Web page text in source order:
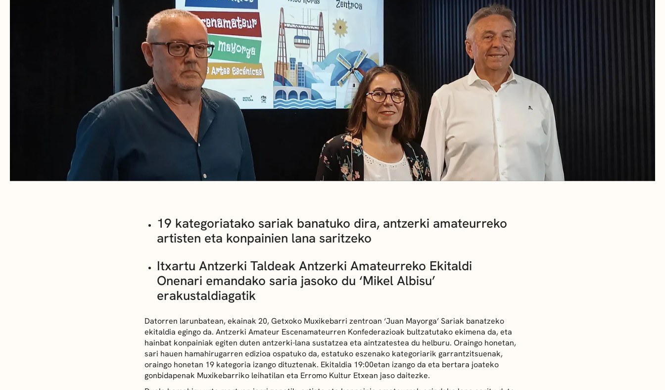
GETXO KULTURA
KULTUR ELKARTEAK
19 kategoriatako sariak banatuko dira, antzerki amateurreko
artisten eta konpainien lana saritzeko
Itxartu Antzerki Taldeak Antzerki Amateurreko Ekitaldi
Onenari emandako saria jasoko du ‘Mikel Albisu’
erakustaldiagatik
Datorren larunbatean, ekainak 20, Getxoko Muxikebarri zentroan ‘Juan Mayorga’ Sariak banatzeko
ekitaldia egingo da. Antzerki Amateur Escenamateurren Konfederazioak bultzatutako ekimena da, eta
hainbat konpainiak egiten duten antzerki-lana sustatzea eta aintzatestea du helburu. Oraingo honetan,
sari hauen hamahirugarren edizioa ospatuko da, estatuko eszenako kategoriarik garrantzitsuenak,
oraingo honetan 19 kategoria izango dituztenak. Ekitaldia 19:00etan izango da eta bertara joateko
gonbidapenak Muxikebarriko leihatilan eta Erromo Kultur Etxean jaso daitezke.